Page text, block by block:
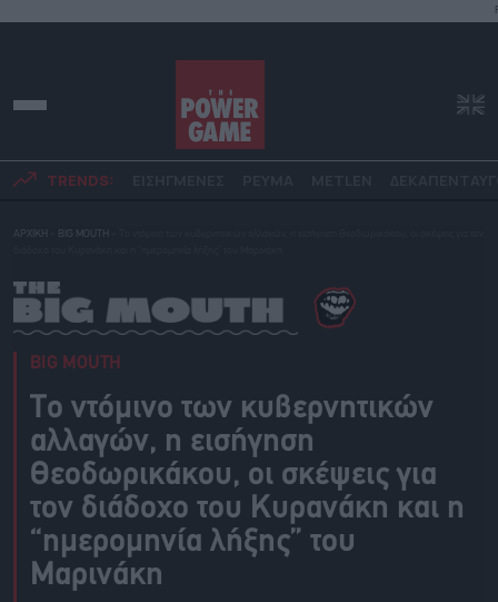
TRENDS:
ΑΡΧΙΚΗ BIG MOUTH
BIG MOUTH
Το ντόμινο των κυβερνητικών
αλλαγών, η εισήγηση
Θεοδωρικάκου, οι σκέψεις για
τον διάδοχο του Κυρανάκη και η
“ημερομηνία λήξης” του
Μαρινάκη